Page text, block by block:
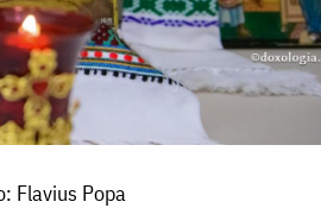
Flavius Popa